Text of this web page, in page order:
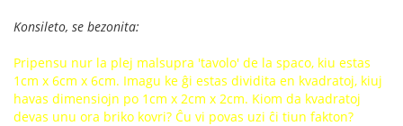
Konsileto, se bezonita:
Pripensu nur la plej malsupra 'tavolo' de la spaco, kiu estas
1cm x 6cm x 6cm. Imagu ke ĝi estas dividita en kvadratoj, kiuj
havas dimensiojn po 1cm x 2cm x 2cm. Kiom da kvadratoj
devas unu ora briko kovri? Ĉu vi povas uzi ĉi tiun fakton?